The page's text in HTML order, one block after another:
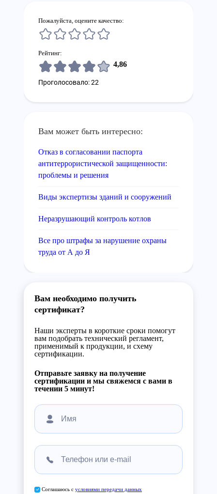
Пожалуйста, оцените качество:
Рейтинг:
4,86
Проголосовало: 22
Вам может быть интересно:
Отказ в согласовании паспорта
антитеррористической защищенности:
проблемы и решения
Виды экспертизы зданий и сооружений
Неразрушающий контроль котлов
Все про штрафы за нарушение охраны
труда от А до Я
Вам необходимо получить
сертификат?
Наши эксперты в короткие сроки помогут
вам подобрать технический регламент,
применимый к продукции, и схему
сертификации.
Отправьте заявку на получение
сертификации и мы свяжемся с вами в
течении 5 минут!
Соглашаюсь с условиями передачи данных